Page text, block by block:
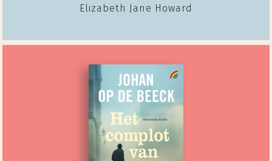
Elizabeth Jane Howard